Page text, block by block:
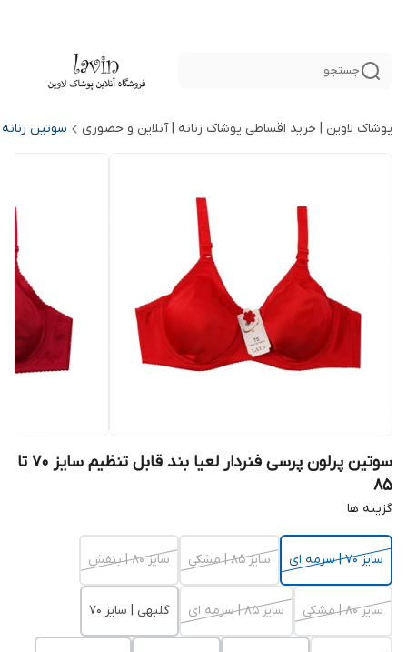
جستجو
پوشاک لاوین | خرید اقساطی پوشاک زنانه | آنلاین و حضوری سوتین زنانه
سوتین پرلون پرسی فنردار لعیا بند قابل تنظیم سایز 70 تا
85
گزینه ها
سایز 70 | سرمه ای سایز 85 | مشکی سایز 80 | بنفش
سایز 80 | مشکی سایز 85 | سرمه ای گلبهی | سایز 70